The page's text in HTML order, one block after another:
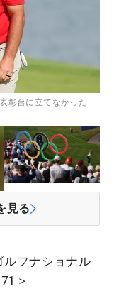
彰台に立てなかった
見る
フナショナル
＞